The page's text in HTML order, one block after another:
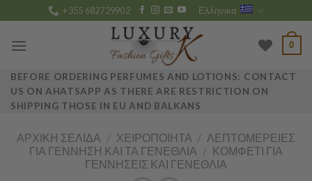
to
content
+355 682729902 Ελληνικα
0
BEFORE ORDERING PERFUMES AND LOTIONS: CONTACT
US ON AHATSAPP AS THERE ARE RESTRICTION ON
SHIPPING THOSE IN EU AND BALKANS
ΑΡΧΙΚΉ ΣΕΛΊΔΑ / ΧΕΙΡΟΠΟΊΗΤΑ / ΛΕΠΤΟΜΈΡΕΙΕΣ
ΓΙΑ ΓΈΝΝΗΣΗ ΚΑΙ ΤΑ ΓΕΝΈΘΛΙΑ / ΚΟΜΦΕΤΊ ΓΙΑ
ΓΕΝΝΉΣΕΙΣ ΚΑΙ ΓΕΝΈΘΛΙΑ